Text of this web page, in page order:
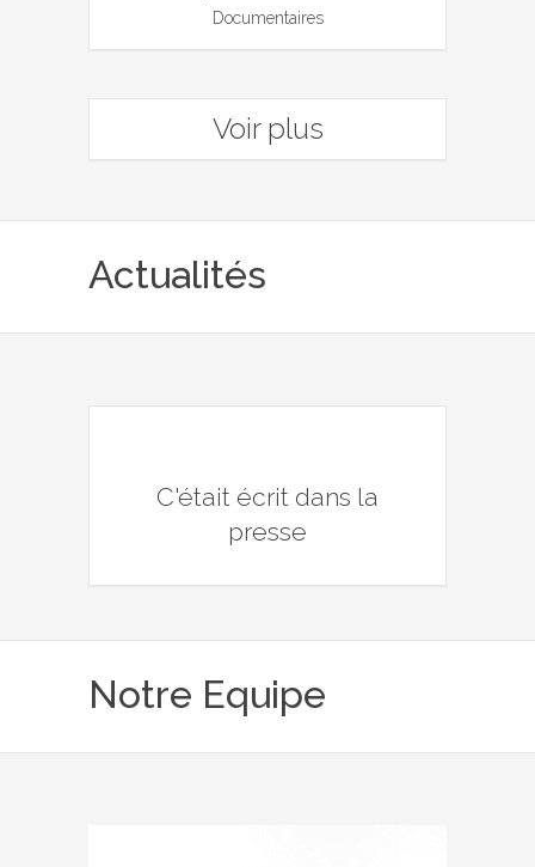
Documentaires
Voir plus
Actualités
C'était écrit dans la
presse
Notre Equipe